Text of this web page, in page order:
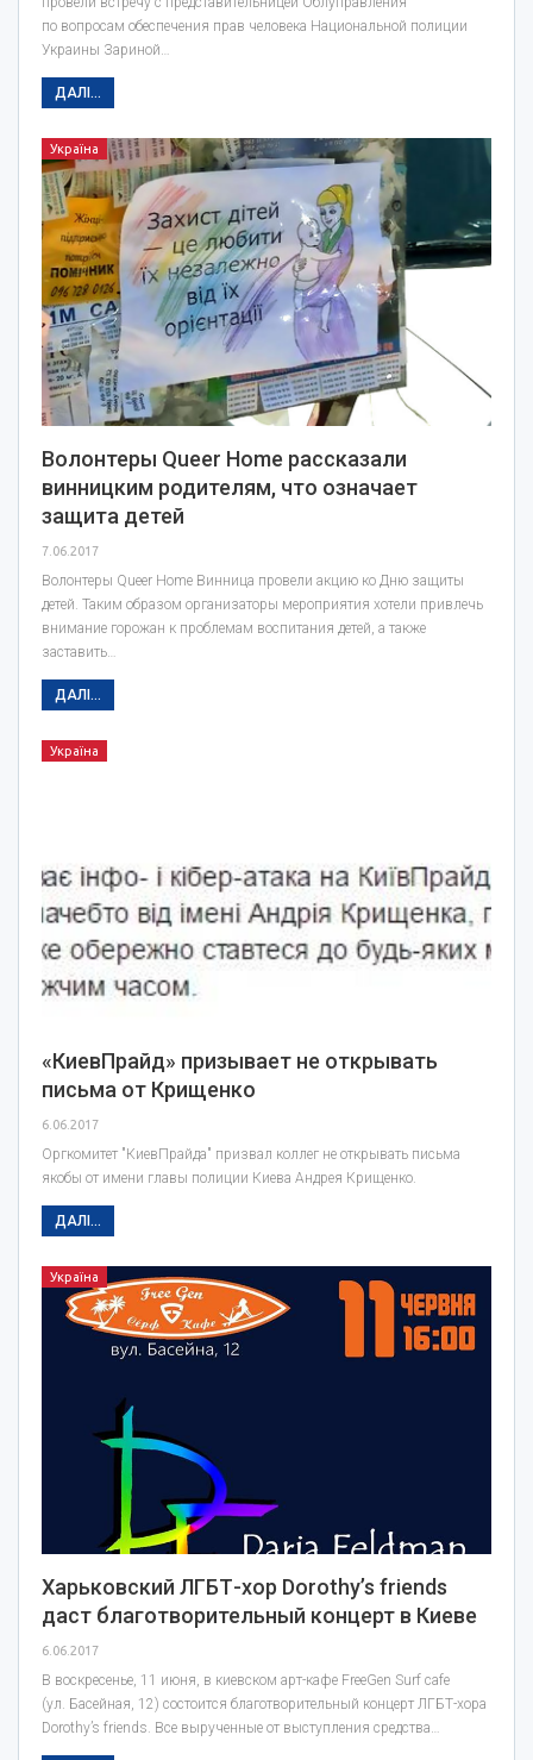
по вопросам обеспечения прав человека Национальной полиции
Украины Зариной…
ДАЛІ...
Україна
Волонтеры Queer Home рассказали
винницким родителям, что означает
защита детей
7.06.2017
Волонтеры Queer Home Винница провели акцию ко Дню защиты
детей. Таким образом организаторы мероприятия хотели привлечь
внимание горожан к проблемам воспитания детей, а также
заставить…
ДАЛІ...
Україна
«КиевПрайд» призывает не открывать
письма от Крищенко
6.06.2017
Оргкомитет "КиевПрайда" призвал коллег не открывать письма
якобы от имени главы полиции Киева Андрея Крищенко.
ДАЛІ...
Україна
Харьковский ЛГБТ-хор Dorothy’s friends
даст благотворительный концерт в Киеве
6.06.2017
В воскресенье, 11 июня, в киевском арт-кафе FreeGen Surf cafe
(ул. Басейная, 12) состоится благотворительный концерт ЛГБТ-хора
Dorothy’s friends. Все вырученные от выступления средства…